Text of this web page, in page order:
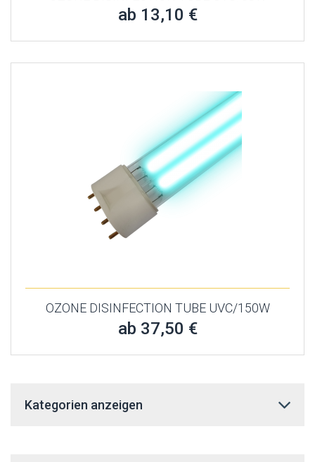
ab 13,10 €
OZONE DISINFECTION TUBE UVC/150W
ab 37,50 €
Kategorien anzeigen